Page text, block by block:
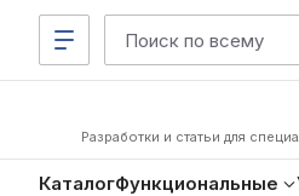
Разработки и статьи для
КаталогФункциональные